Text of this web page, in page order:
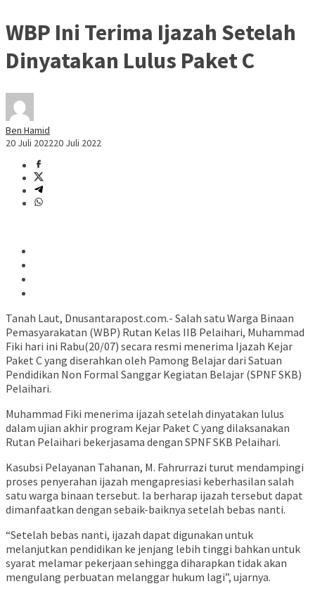
WBP Ini Terima Ijazah Setelah
Dinyatakan Lulus Paket C
Ben Hamid
20 Juli 202220 Juli 2022
Tanah Laut, Dnusantarapost.com.- Salah satu Warga Binaan
Pemasyarakatan (WBP) Rutan Kelas IIB Pelaihari, Muhammad
Fiki hari ini Rabu(20/07) secara resmi menerima Ijazah Kejar
Paket C yang diserahkan oleh Pamong Belajar dari Satuan
Pendidikan Non Formal Sanggar Kegiatan Belajar (SPNF SKB)
Pelaihari.
Muhammad Fiki menerima ijazah setelah dinyatakan lulus
dalam ujian akhir program Kejar Paket C yang dilaksanakan
Rutan Pelaihari bekerjasama dengan SPNF SKB Pelaihari.
Kasubsi Pelayanan Tahanan, M. Fahrurrazi turut mendampingi
proses penyerahan ijazah mengapresiasi keberhasilan salah
satu warga binaan tersebut. Ia berharap ijazah tersebut dapat
dimanfaatkan dengan sebaik-baiknya setelah bebas nanti.
“Setelah bebas nanti, ijazah dapat digunakan untuk
melanjutkan pendidikan ke jenjang lebih tinggi bahkan untuk
syarat melamar pekerjaan sehingga diharapkan tidak akan
mengulang perbuatan melanggar hukum lagi”, ujarnya.